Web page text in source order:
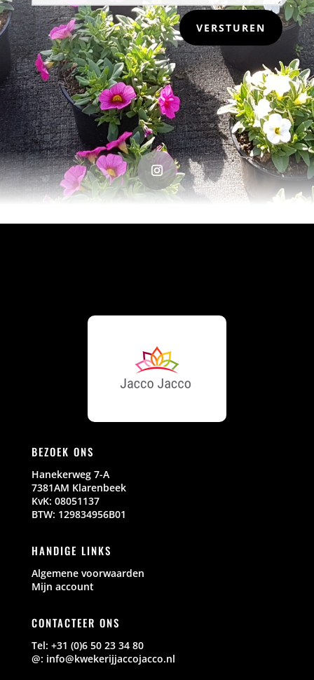
VERSTUREN
BEZOEK ONS
Hanekerweg 7-A
7381AM Klarenbeek
KvK: 08051137
BTW: 129834956B01
HANDIGE LINKS
Algemene voorwaarden
Mijn account
CONTACTEER ONS
Tel: +31 (0)6 50 23 34 80
@: info@kwekerijjaccojacco.nl